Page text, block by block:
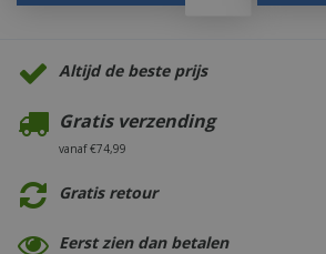
Altijd de beste prijs
Gratis verzending
vanaf €74,99
Gratis retour
Eerst zien dan betalen